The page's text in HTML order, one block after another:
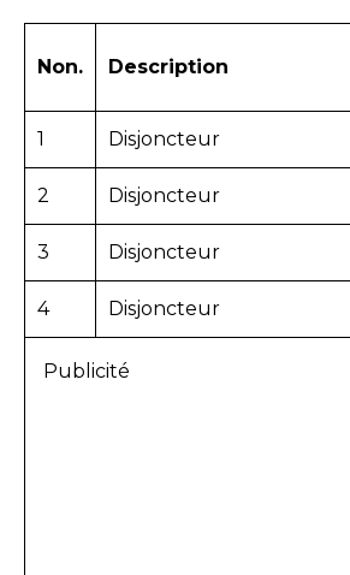
Non. Description
1 Disjoncteur
2 Disjoncteur
3 Disjoncteur
4 Disjoncteur
Publicité